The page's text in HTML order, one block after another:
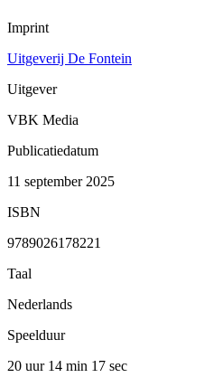
Imprint
Uitgeverij De Fontein
Uitgever
VBK Media
Publicatiedatum
11 september 2025
ISBN
9789026178221
Taal
Nederlands
Speelduur
20 uur 14 min 17 sec